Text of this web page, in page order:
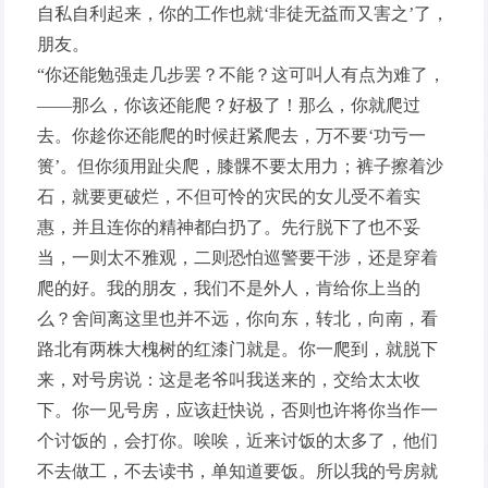
自私自利起来，你的工作也就‘非徒无益而又害之’了，
朋友。
“你还能勉强走几步罢？不能？这可叫人有点为难了，
——那么，你该还能爬？好极了！那么，你就爬过
去。你趁你还能爬的时候赶紧爬去，万不要‘功亏一
篑’。但你须用趾尖爬，膝髁不要太用力；裤子擦着沙
石，就要更破烂，不但可怜的灾民的女儿受不着实
惠，并且连你的精神都白扔了。先行脱下了也不妥
当，一则太不雅观，二则恐怕巡警要干涉，还是穿着
爬的好。我的朋友，我们不是外人，肯给你上当的
么？舍间离这里也并不远，你向东，转北，向南，看
路北有两株大槐树的红漆门就是。你一爬到，就脱下
来，对号房说：这是老爷叫我送来的，交给太太收
下。你一见号房，应该赶快说，否则也许将你当作一
个讨饭的，会打你。唉唉，近来讨饭的太多了，他们
不去做工，不去读书，单知道要饭。所以我的号房就